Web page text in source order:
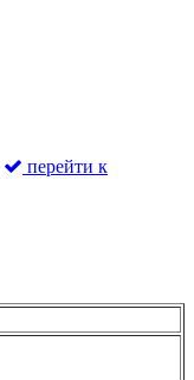
перейти к